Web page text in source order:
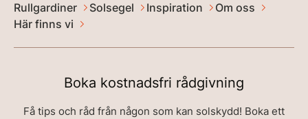
Boka kostnadsfri rådgivning
Få tips och råd från någon som kan solskydd! Boka ett
Rullgardiner
Solsegel Inspiration
Om oss
Här finns vi